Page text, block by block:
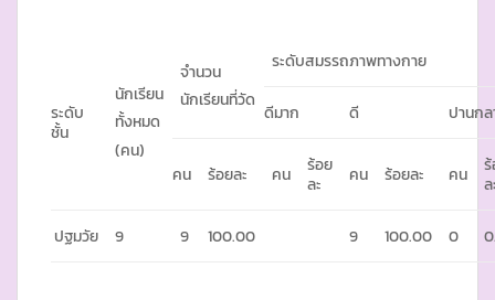
ระดับ
ชั้น
นักเรียน
ทั้งหมด
(คน)
จำนวน
นักเรียนที่วัด
ระดับสมรรถภาพทางกาย
ดีมาก ดี ปานก
คน ร้อยละ คน
ร้อย
ละ
คน ร้อยละ คน
ปฐมวัย 9 9 100.00 9 100.00 0